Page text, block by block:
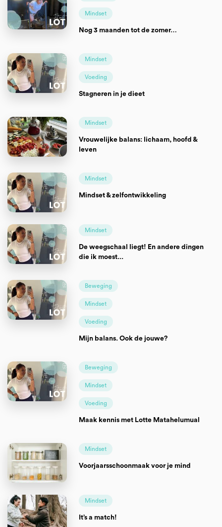
Mindset
Nog 3 maanden tot de zomer…
Mindset
Voeding
Stagneren in je dieet
Mindset
Vrouwelijke balans: lichaam, hoofd &
leven
Mindset
Mindset & zelfontwikkeling
Mindset
De weegschaal liegt! En andere dingen
die ik moest...
Beweging
Mindset
Voeding
Mijn balans. Ook de jouwe?
Beweging
Mindset
Voeding
Maak kennis met Lotte Matahelumual
Mindset
Voorjaarsschoonmaak voor je mind
Mindset
It’s a match!